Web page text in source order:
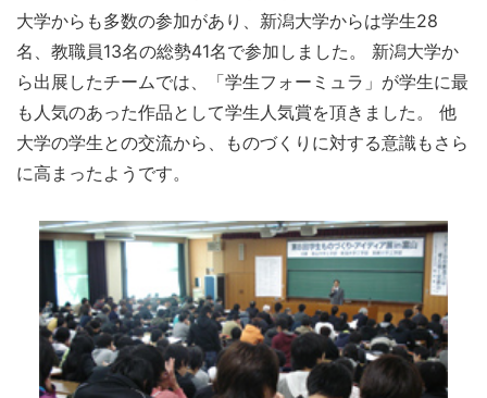
大学からも多数の参加があり、新潟大学からは学生28
名、教職員13名の総勢41名で参加しました。 新潟大学か
ら出展したチームでは、「学生フォーミュラ」が学生に最
も人気のあった作品として学生人気賞を頂きました。 他
大学の学生との交流から、ものづくりに対する意識もさら
に高まったようです。